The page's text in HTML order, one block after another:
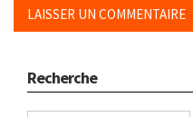
Recherche